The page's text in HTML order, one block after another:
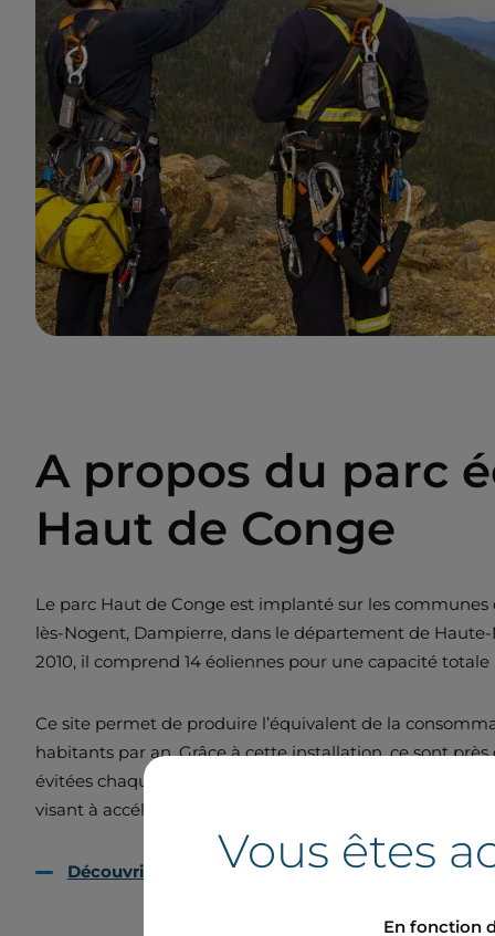
A propos du parc
Haut de Conge
Le parc Haut de Conge est implanté sur les communes
lès-Nogent, Dampierre, dans le département de Haute-
2010, il comprend 14 éoliennes pour une capacité totale
Ce site permet de produire l’équivalent de la
habitants par an. Grâce à cette installation, ce sont près
évitées chaque année. Ce projet s’inscrit pleinement
visant à accélérer la transition énergétique sur le
Découvrir l'éolien avec BoralexVous êtes
En fonction